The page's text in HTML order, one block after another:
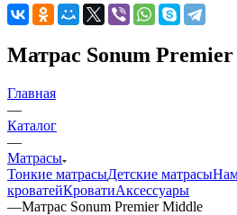
Матрас Sonum
Главная
—
Каталог
—
Матрасы
Тонкие матрасыДетские матрасы
кроватейКроватиАксессуары
—Матрас Sonum Premier Middle